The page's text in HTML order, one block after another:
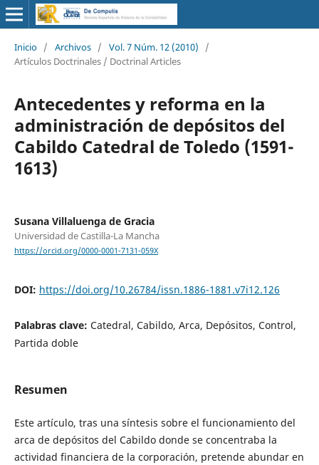
Inicio / Archivos / Vol. 7 Núm. 12 (2010)
/
Artículos Doctrinales / Doctrinal Articles
Antecedentes y reforma en la
administración de depósitos del
Cabildo Catedral de Toledo (1591-
1613)
Susana Villaluenga de Gracia
Universidad de Castilla-La Mancha
https://orcid.org/0000-0001-7131-059X
DOI: https://doi.org/10.26784/issn.1886-1881.v7i12.126
Palabras clave: Catedral, Cabildo, Arca, Depósitos, Control,
Partida doble
Resumen
Este artículo, tras una síntesis sobre el funcionamiento del
arca de depósitos del Cabildo donde se concentraba la
actividad financiera de la corporación, pretende abundar en